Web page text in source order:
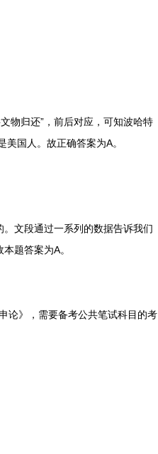
物归还”，前后对应，可知波哈特
国人。故正确答案为A。
文段通过一系列的数据告诉我们
题答案为A。
论》，需要备考公共笔试科目的考